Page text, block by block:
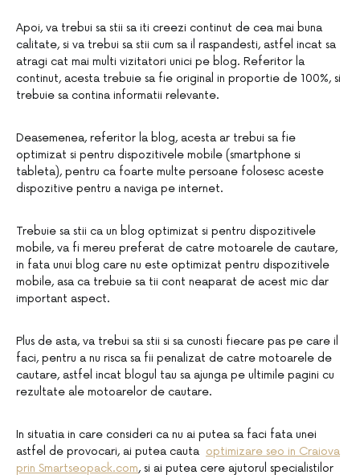
Apoi, va trebui sa stii sa iti creezi continut de cea mai buna
calitate, si va trebui sa stii cum sa il raspandesti, astfel incat sa
atragi cat mai multi vizitatori unici pe blog. Referitor la
continut, acesta trebuie sa fie original in proportie de 100%, si
trebuie sa contina informatii relevante.
Deasemenea, referitor la blog, acesta ar trebui sa fie
optimizat si pentru dispozitivele mobile (smartphone si
tableta), pentru ca foarte multe persoane folosesc aceste
dispozitive pentru a naviga pe internet.
Trebuie sa stii ca un blog optimizat si pentru dispozitivele
mobile, va fi mereu preferat de catre motoarele de cautare,
in fata unui blog care nu este optimizat pentru dispozitivele
mobile, asa ca trebuie sa tii cont neaparat de acest mic dar
important aspect.
Plus de asta, va trebui sa stii si sa cunosti fiecare pas pe care il
faci, pentru a nu risca sa fii penalizat de catre motoarele de
cautare, astfel incat blogul tau sa ajunga pe ultimile pagini cu
rezultate ale motoarelor de cautare.
In situatia in care consideri ca nu ai putea sa faci fata unei
astfel de provocari, ai putea cauta optimizare seo in Craiova
prin Smartseopack.com, si ai putea cere ajutorul specialistilor